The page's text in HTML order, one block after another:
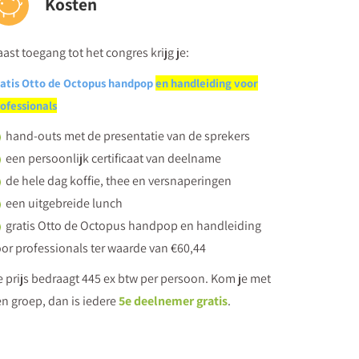
herkennen, verwoorden en omgaan met emoties?
en autisme
samen als leerkracht en ouders?
op school helpend?
het beter leren omgaan met hoogsensitiviteit?
de Octopus handpop en handleiding voor
toegang tot het congres krijg je:
Otto de Octopus handpopen handleiding voor
hand-outs met de presentatie van de sprekers
een persoonlijk certificaat van deelname
de hele dag koffie, thee en versnaperingen
een uitgebreide lunch
gratis Otto de Octopus handpop en handleiding
professionals ter waarde van €60,44
prijs bedraagt 445 ex btw per persoon. Kom je met
groep, dan is iedere5e deelnemer gratis.